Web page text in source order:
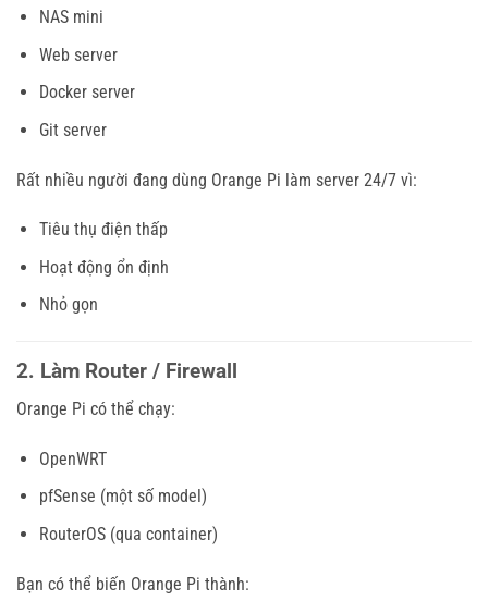
NAS mini
Web server
Docker server
Git server
Rất nhiều người đang dùng Orange Pi làm server 24/7 vì:
Tiêu thụ điện thấp
Hoạt động ổn định
Nhỏ gọn
2. Làm Router / Firewall
Orange Pi có thể chạy:
OpenWRT
pfSense (một số model)
RouterOS (qua container)
Bạn có thể biến Orange Pi thành: